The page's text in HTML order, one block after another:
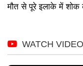
मौत से पूरे इलाके में शोक
WATCH VIDEO